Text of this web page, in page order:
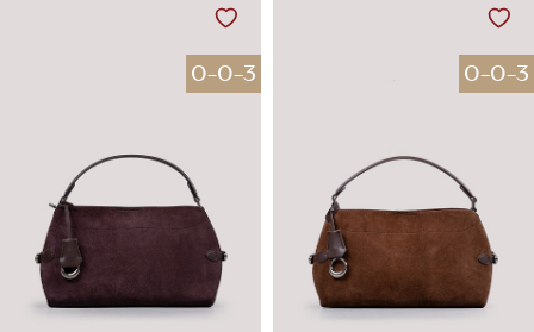
0-0-3 0-0-3